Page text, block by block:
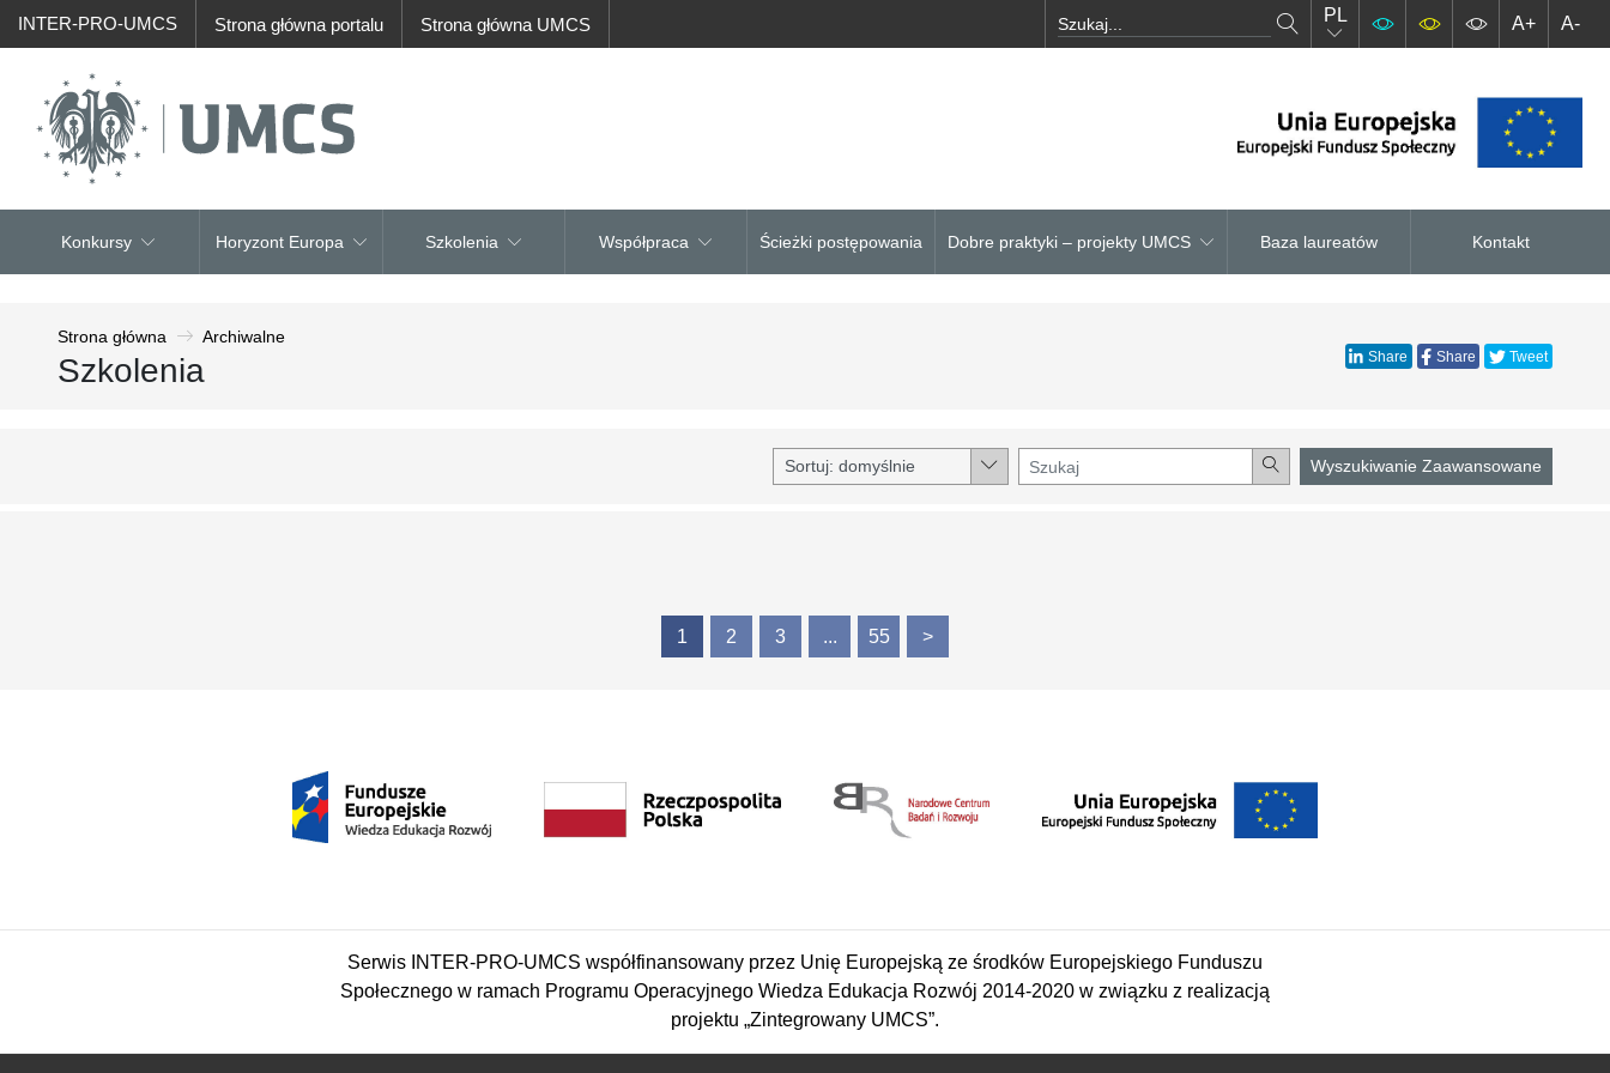
INTER-PRO-UMCS Strona główna portalu Strona główna UMCS PL A+ A-
Konkursy Horyzont Europa Szkolenia Współpraca Ścieżki postępowania Dobre praktyki – projekty UMCS Baza laureatów Kontakt
Strona główna Archiwalne
Szkolenia Share Share Tweet
Wyszukiwanie Zaawansowane
1 2 3 ... 55 >
Serwis INTER-PRO-UMCS współfinansowany przez Unię Europejską ze środków Europejskiego Funduszu
Społecznego w ramach Programu Operacyjnego Wiedza Edukacja Rozwój 2014-2020 w związku z realizacją
projektu „Zintegrowany UMCS”.